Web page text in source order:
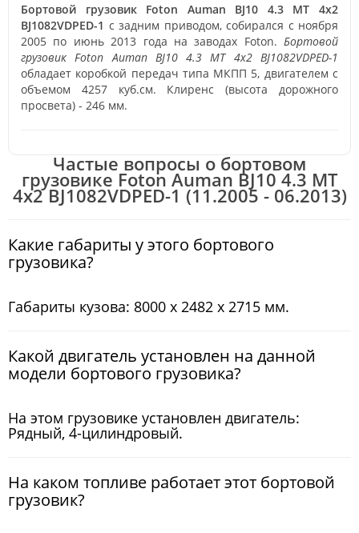
Бортовой грузовик Foton Auman BJ10 4.3 MT 4x2
BJ1082VDPED-1 с задним приводом, собирался с ноября
2005 по июнь 2013 года на заводах Foton. Бортовой
грузовик Foton Auman BJ10 4.3 MT 4x2 BJ1082VDPED-1
обладает коробкой передач типа МКПП 5, двигателем с
объемом 4257 куб.см. Клиренс (высота дорожного
просвета) - 246 мм.
Частые вопросы о бортовом
грузовике Foton Auman BJ10 4.3 MT
4x2 BJ1082VDPED-1 (11.2005 - 06.2013)
Какие габариты у этого бортового
грузовика?
Габариты кузова: 8000 x 2482 x 2715 мм.
Какой двигатель установлен на данной
модели бортового грузовика?
На этом грузовике установлен двигатель:
Рядный, 4-цилиндровый.
На каком топливе работает этот бортовой
грузовик?